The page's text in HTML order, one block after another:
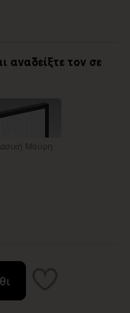
αναδείξτε τον σε
Μαύρη